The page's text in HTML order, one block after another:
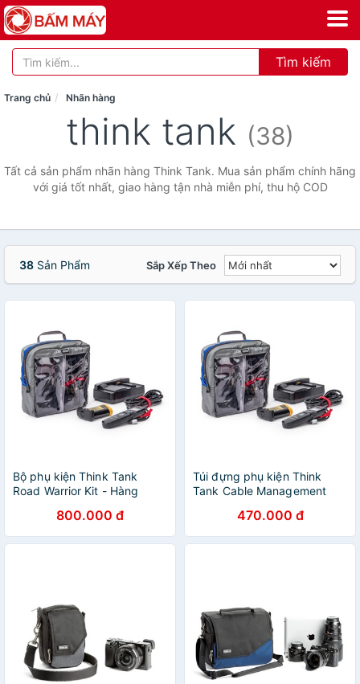
Tìm kiếm
Trang chủ Nhãn hàng
think tank (38)
Tất cả sản phẩm nhãn hàng Think Tank. Mua sản phẩm chính hãng
với giá tốt nhất, giao hàng tận nhà miễn phí, thu hộ COD
38 Sản Phẩm Sắp Xếp Theo
Bộ phụ kiện Think Tank
Road Warrior Kit - Hàng
800.000 đ
Túi đựng phụ kiện Think
Tank Cable Management
470.000 đ